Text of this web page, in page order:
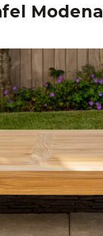
Modena